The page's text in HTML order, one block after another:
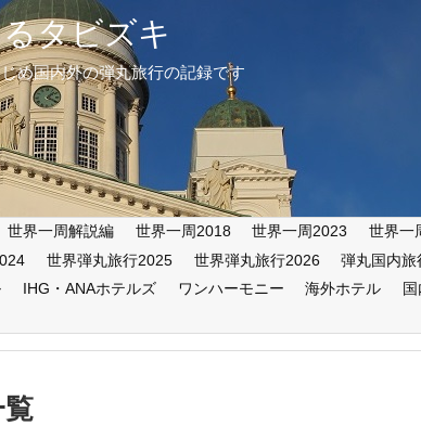
タビズキ
め国内外の弾丸旅行の記録です
世界一周解説編 世界一周2018 世界一周2023 世界一
世界弾丸旅行2025 世界弾丸旅行2026 弾丸国内旅
IHG・ANAホテルズ ワンハーモニー 海外ホテル